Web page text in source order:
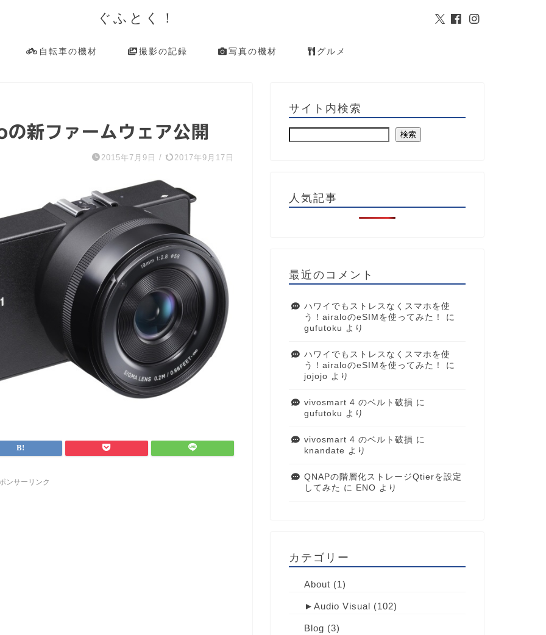
ぐふとく！
自転車の機材 撮影の記録 写真の機材 グルメ
ファームウェア公開
2015年7月9日 / 2017年9月17日
ンサーリンク
サイト内検索
検索
人気記事
最近のコメント
ハワイでもストレスなくスマホを使
う！airaloのeSIMを使ってみた！
に
gufutoku より
ハワイでもストレスなくスマホを使
う！airaloのeSIMを使ってみた！
に
jojojo より
vivosmart 4 のベルト破損 に
gufutoku より
vivosmart 4 のベルト破損 に
knandate より
QNAPの階層化ストレージQtierを設定
してみた に ENO より
カテゴリー
About (1)
► Audio Visual (102)
Blog (3)